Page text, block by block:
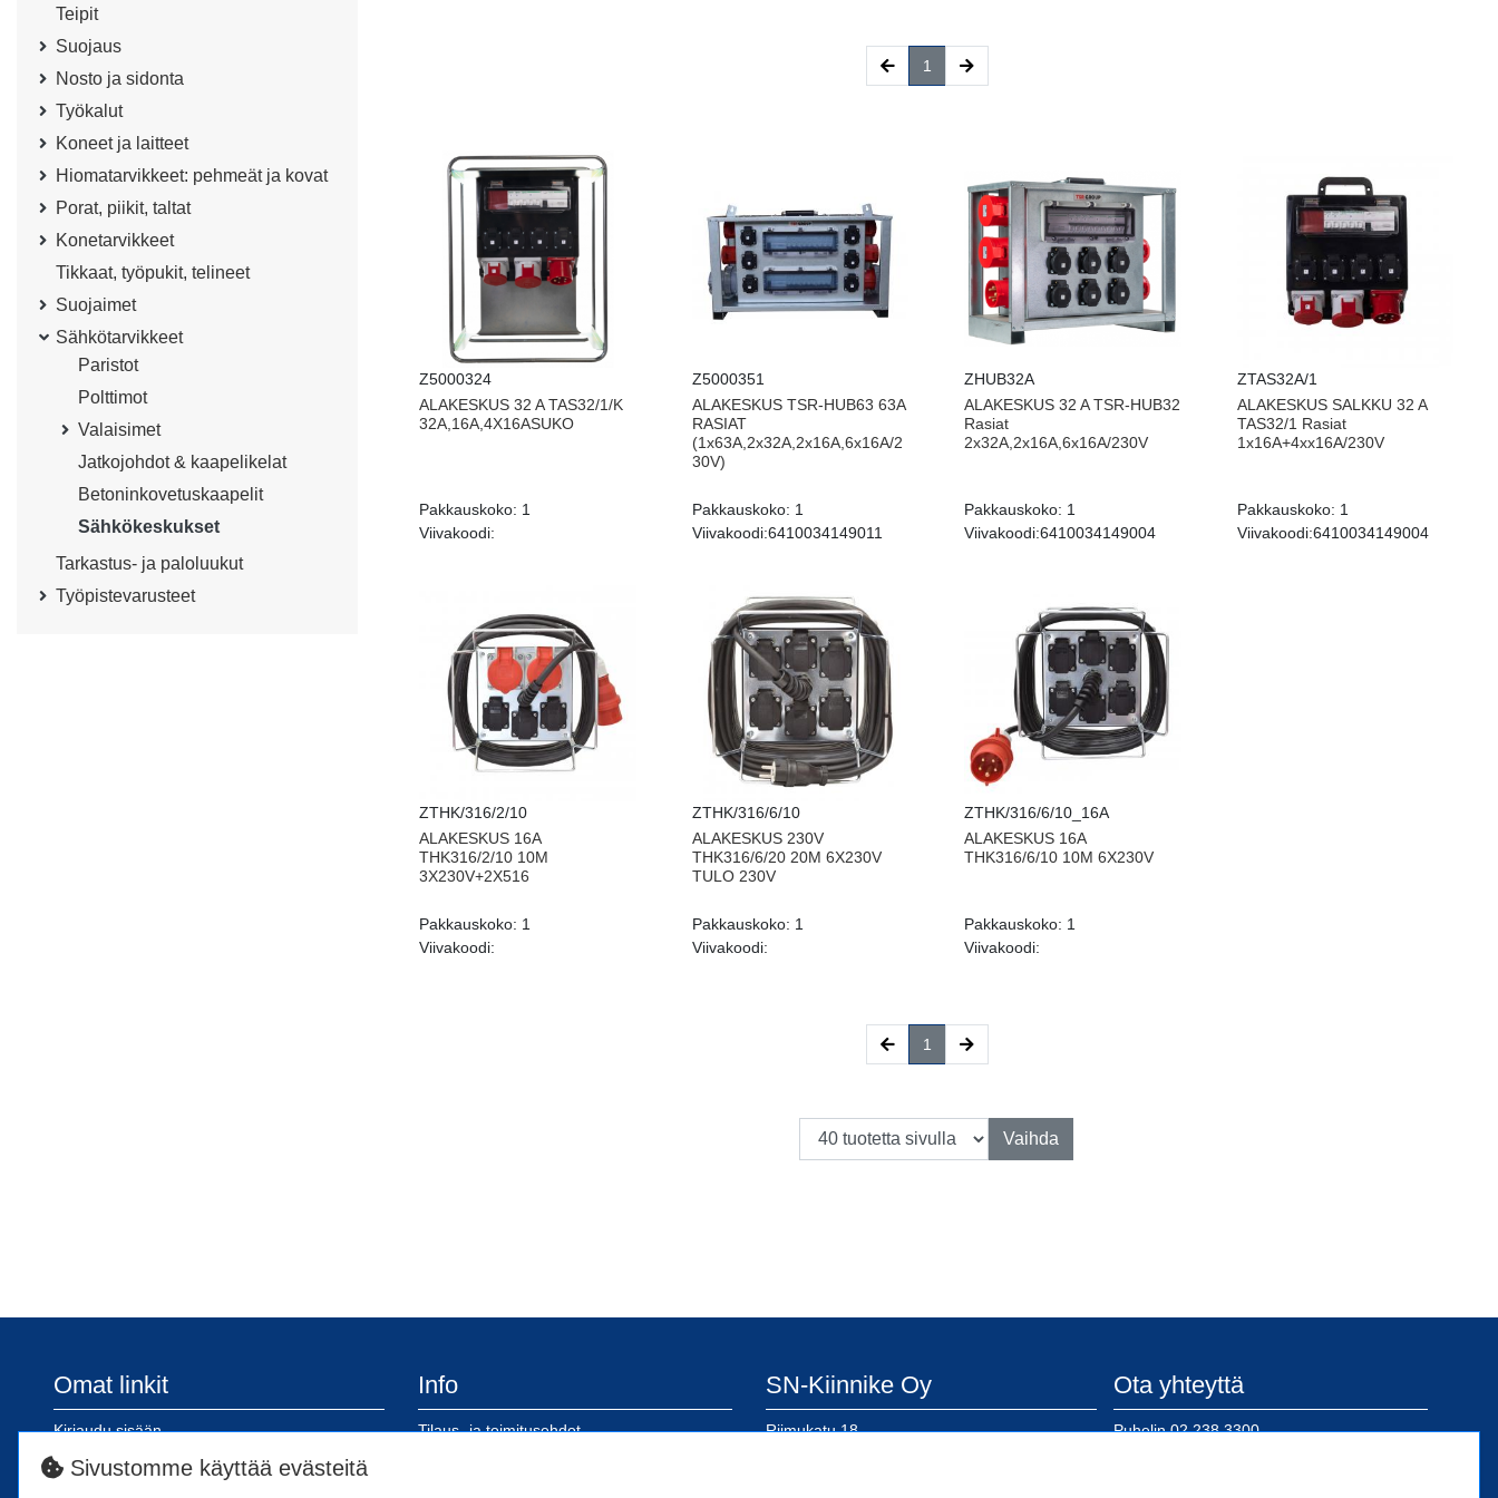
Teipit
Suojaus
Nosto ja sidonta
Työkalut
Koneet ja laitteet
Hiomatarvikkeet: pehmeät ja kovat
Porat, piikit, taltat
Konetarvikkeet
Tikkaat, työpukit, telineet
Suojaimet
Sähkötarvikkeet
Paristot
Polttimot
Valaisimet
Jatkojohdot & kaapelikelat
Betoninkovetuskaapelit
Sähkökeskukset
Tarkastus- ja paloluukut
Työpistevarusteet
1 (current)
Z5000324
ALAKESKUS 32 A TAS32/1/K
32A,16A,4X16ASUKO
Pakkauskoko: 1
Viivakoodi:
Z5000351
ALAKESKUS TSR-HUB63 63A
RASIAT
(1x63A,2x32A,2x16A,6x16A/2
30V)
Pakkauskoko: 1
Viivakoodi:6410034149011
ZHUB32A
ALAKESKUS 32 A TSR-HUB32
Rasiat
2x32A,2x16A,6x16A/230V
Pakkauskoko: 1
Viivakoodi:6410034149004
ZTAS32A/1
ALAKESKUS SALKKU 32 A
TAS32/1 Rasiat
1x16A+4xx16A/230V
Pakkauskoko: 1
Viivakoodi:6410034149004
ZTHK/316/2/10
ALAKESKUS 16A
THK316/2/10 10M
3X230V+2X516
Pakkauskoko: 1
Viivakoodi:
ZTHK/316/6/10
ALAKESKUS 230V
THK316/6/20 20M 6X230V
TULO 230V
Pakkauskoko: 1
Viivakoodi:
ZTHK/316/6/10_16A
ALAKESKUS 16A
THK316/6/10 10M 6X230V
Pakkauskoko: 1
Viivakoodi:
1 (current)
Omat linkit
Kirjaudu sisään
Info
Tilaus- ja toimitusehdot
SN-Kiinnike Oy
Riimukatu 18
Ota yhteyttä
Puhelin02 238 3300
Sivustomme käyttää evästeitä